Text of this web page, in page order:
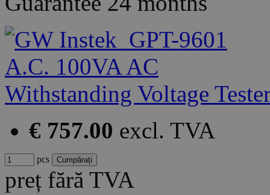
€ 757.00 excl. TVA
pcs
preț fără TVA